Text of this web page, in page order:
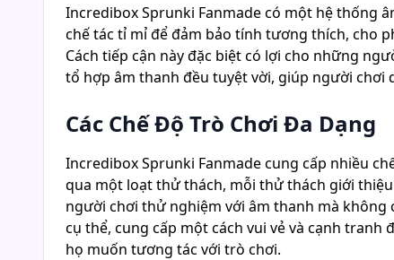
Incredibox Sprunki Fanmade có một hệ thống
chế tác tỉ mỉ để đảm bảo tính tương thích, cho
Cách tiếp cận này đặc biệt có lợi cho những
tổ hợp âm thanh đều tuyệt vời, giúp người
Các Chế Độ Trò Chơi Đa Dạng
Incredibox Sprunki Fanmade cung cấp nhiều
qua một loạt thử thách, mỗi thử thách giới
người chơi thử nghiệm với âm thanh mà không
cụ thể, cung cấp một cách vui vẻ và cạnh
họ muốn tương tác với trò chơi.